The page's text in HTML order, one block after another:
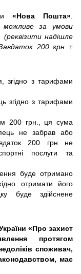
«Нова Пошта»
можливе за умови
(реквізити надішле
200 грн +
згідно з тарифами
згідно з тарифами
200 грн., ця сума
не забрав або
200 грн не
послуги та
буде отримано
отримати його
буде здійснене
«Про захист
протягом
споживач,
має